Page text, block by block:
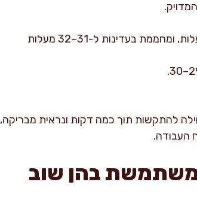
ממיסה לכ-45–50 מעלות, מקררת עם זריעה ל-27–28 מעלות, ומחממת בעדינות ל-31–32 מעלות
להתקשות תוך כמה דקות ונראית מבריקה,
העבודה.
משתמשת בהן שוב